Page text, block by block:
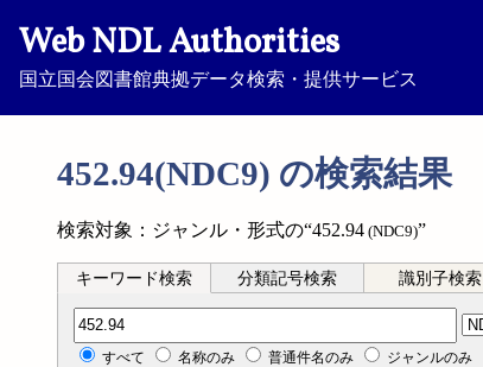
Web NDL Authorities
国立国会図書館典拠データ検索・提供サービス
452.94(NDC9) の検索結果
検索対象：ジャンル・形式の“452.94 (NDC9)”
キーワード検索 分類記号検索 識別子検索
分類記号検索
すべて 名称のみ 普通件名のみ ジャンルのみ